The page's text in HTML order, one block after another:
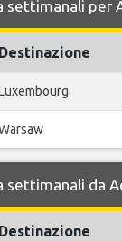
settimanali per
Destinazione
settimanali da
Destinazione